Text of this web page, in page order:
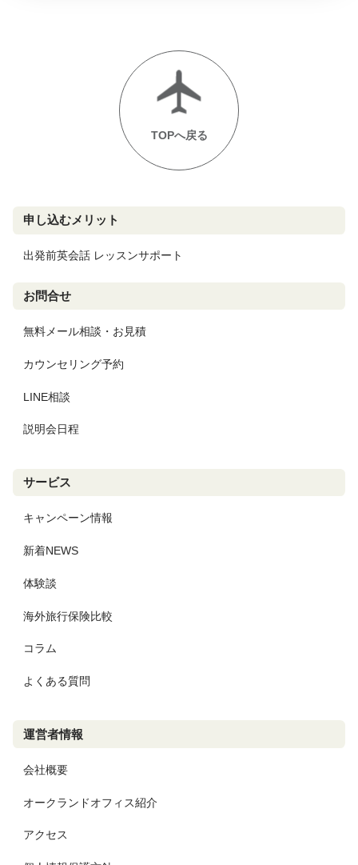
TOPへ戻る
申し込むメリット
出発前英会話 レッスンサポート
お問合せ
無料メール相談・お見積
カウンセリング予約
LINE相談
説明会日程
サービス
キャンペーン情報
新着NEWS
体験談
海外旅行保険比較
コラム
よくある質問
運営者情報
会社概要
オークランドオフィス紹介
アクセス